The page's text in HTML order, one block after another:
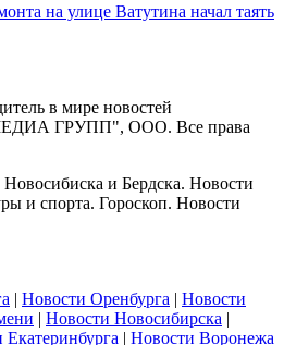
на улице Ватутина начал таять
в мире новостей
ГРУПП", ООО. Все права
и Бердска. Новости
и спорта. Гороскоп. Новости
| Новости Оренбурга | Новости
| Новости Новосибирска |
Екатеринбурга | Новости Воронежа